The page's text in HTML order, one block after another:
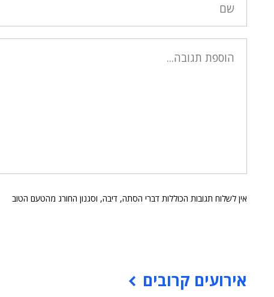
אין לשלוח תגובות הכוללות דברי הסתה, דיבה, וסגנון החורג מהטעם הטוב
אירועים קרובים